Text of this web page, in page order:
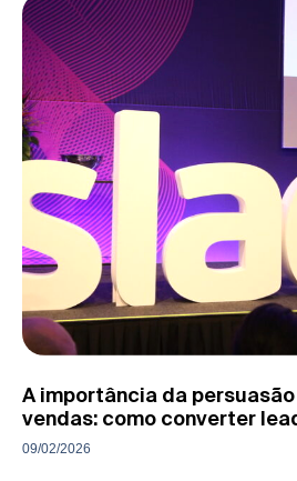
A importância da
vendas: como converter
09/02/2026